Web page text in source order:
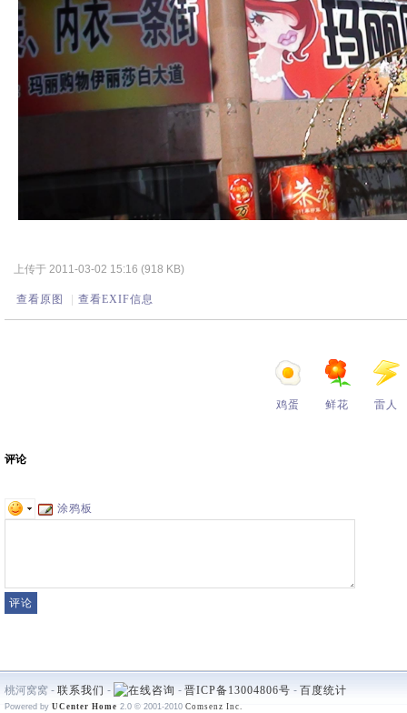
上传于 2011-03-02 15:16 (918 KB)
查看原图 查看EXIF信息
鸡蛋 鲜花 雷人
评论
涂鸦板
桃河窝窝 - 联系我们 - - 晋ICP备13004806号 - 百度统计
Powered by UCenter Home 2.0 © 2001-2010 Comsenz Inc.